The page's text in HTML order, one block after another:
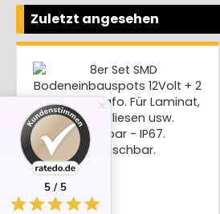
Zuletzt angesehen
5 / 5